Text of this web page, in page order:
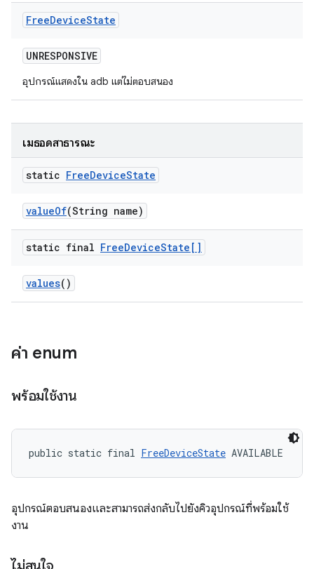
FreeDeviceState
UNRESPONSIVE
อุปกรณ์แสดงใน adb แต่ไม่ตอบสนอง
เมธอดสาธารณะ
static FreeDeviceState
valueOf(String name)
static final FreeDeviceState[]
values()
ค่า enum
พร้อมใช้งาน
public static final FreeDeviceState AVAILABLE
อุปกรณ์ตอบสนองและสามารถส่งกลับไปยังคิวอุปกรณ์ที่พร้อมใช้
งาน